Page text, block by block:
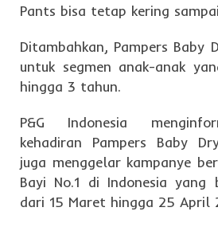
Pants bisa tetap kering
Ditambahkan, Pampers Baby
untuk segmen anak-anak
hingga 3 tahun.
P&G Indonesia
kehadiran Pampers Baby
juga menggelar kampanye
Bayi No.1 di Indonesia yang
dari 15 Maret hingga 25 April